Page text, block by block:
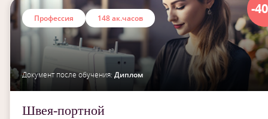
-
Профессия 148 ак.часов
Документ после обучения: Диплом
Швея-портной